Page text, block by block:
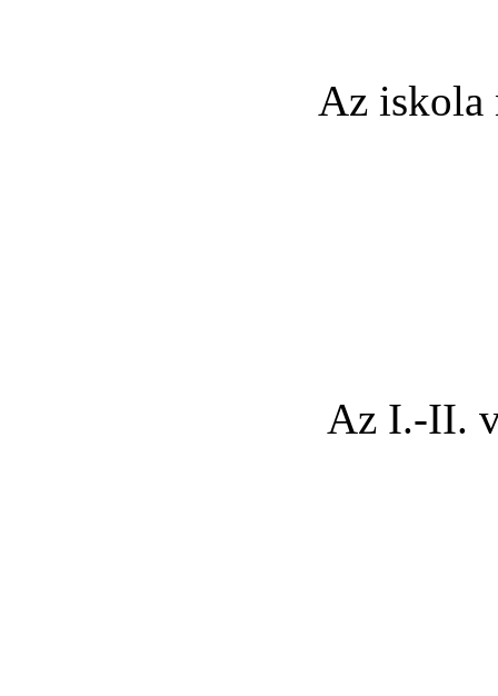
Az iskola
Az I.-II.